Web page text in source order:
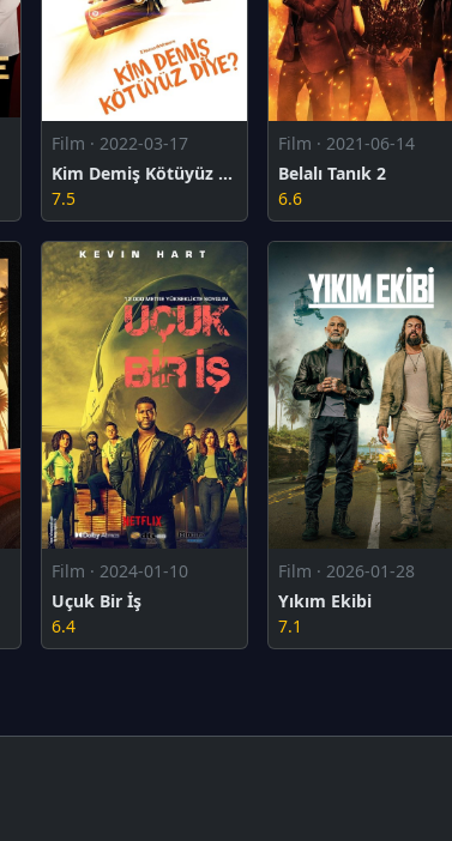
Film · 2022-03-17
Kim Demiş Kötüyüz Diye?
7.5
Film · 2021-06-14
Belalı Tanık 2
6.6
Film · 2024-01-10
Uçuk Bir İş
6.4
Film · 2026-01-28
Yıkım Ekibi
7.1